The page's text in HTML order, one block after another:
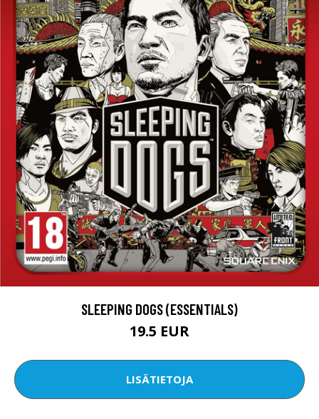
SLEEPING DOGS (ESSENTIALS)
19.5 EUR
LISÄTIETOJA